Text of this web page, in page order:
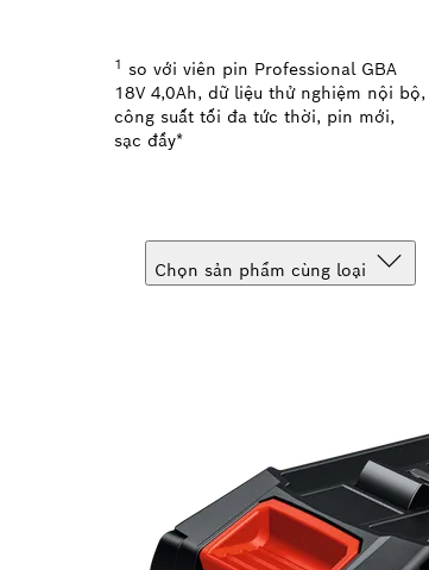
1 so với viên pin Professional GBA
18V 4,0Ah, dữ liệu thử nghiệm nội bộ,
công suất tối đa tức thời, pin mới,
sạc đầy*
Chọn sản phẩm cùng loại